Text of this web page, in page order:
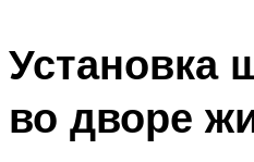
Установка
во дворе